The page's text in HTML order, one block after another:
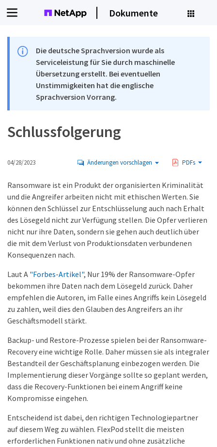
Dokumente
Die deutsche Sprachversion wurde als
Serviceleistung für Sie durch maschinelle
Übersetzung erstellt. Bei eventuellen
Unstimmigkeiten hat die englische
Sprachversion Vorrang.
Schlussfolgerung
04/28/2023 Änderungen vorschlagen PDFs
Ransomware ist ein Produkt der organisierten Kriminalität
und die Angreifer arbeiten nicht mit ethischen Werten. Sie
können den Schlüssel zur Entschlüsselung auch nach Erhalt
des Lösegeld nicht zur Verfügung stellen. Die Opfer verlieren
nicht nur ihre Daten, sondern sie gehen auch deutlich über
die mit dem Verlust von Produktionsdaten verbundenen
Konsequenzen nach.
Laut A "Forbes-Artikel", Nur 19% der Ransomware-Opfer
bekommen ihre Daten nach dem Lösegeld zurück. Daher
empfehlen die Autoren, im Falle eines Angriffs kein Lösegeld
zu zahlen, weil dies den Glauben des Angreifers an ihr
Geschäftsmodell stärkt.
Backup- und Restore-Prozesse spielen bei der Ransomware-
Recovery eine wichtige Rolle. Daher müssen sie als integraler
Bestandteil der Geschäftsplanung einbezogen werden. Die
Implementierung dieser Vorgänge sollte so geplant werden,
dass die Recovery-Funktionen bei einem Angriff keine
Kompromisse eingehen.
Entscheidend ist dabei, den richtigen Technologiepartner
auf diesem Weg zu wählen. FlexPod stellt die meisten
erforderlichen Funktionen nativ und ohne zusätzliche